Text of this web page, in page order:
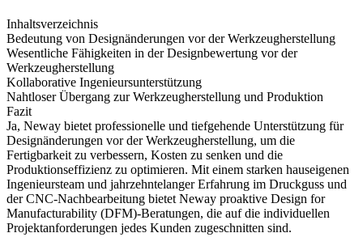
Inhaltsverzeichnis
Bedeutung von Designänderungen vor der Werkzeugherstellung
Wesentliche Fähigkeiten in der Designbewertung vor der
Werkzeugherstellung
Kollaborative Ingenieursunterstützung
Nahtloser Übergang zur Werkzeugherstellung und Produktion
Fazit
Ja, Neway bietet professionelle und tiefgehende Unterstützung für
Designänderungen vor der Werkzeugherstellung, um die
Fertigbarkeit zu verbessern, Kosten zu senken und die
Produktionseffizienz zu optimieren. Mit einem starken hauseigenen
Ingenieursteam und jahrzehntelanger Erfahrung im Druckguss und
der CNC-Nachbearbeitung bietet Neway proaktive Design for
Manufacturability (DFM)-Beratungen, die auf die individuellen
Projektanforderungen jedes Kunden zugeschnitten sind.